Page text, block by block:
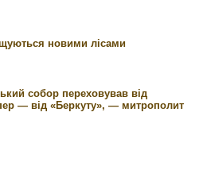
новими лісами
собор переховував від
— від «Беркуту», — митрополит